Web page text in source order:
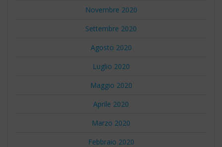
Novembre 2020
Settembre 2020
Agosto 2020
Luglio 2020
Maggio 2020
Aprile 2020
Marzo 2020
Febbraio 2020